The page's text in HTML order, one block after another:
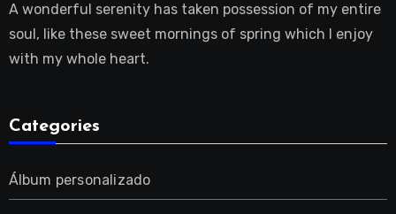
A wonderful serenity has taken possession of my entire
soul, like these sweet mornings of spring which I enjoy
with my whole heart.
Categories
Álbum personalizado